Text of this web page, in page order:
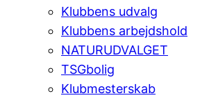
Klubbens udvalg
Klubbens arbejdshold
NATURUDVALGET
TSGbolig
Klubmesterskab